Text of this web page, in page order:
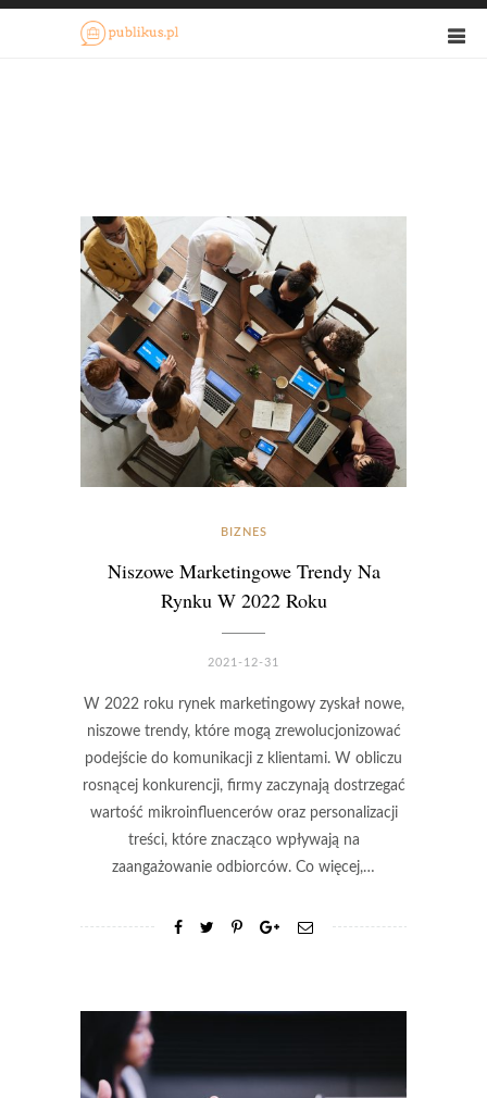
BIZNES
Niszowe Marketingowe Trendy Na
Rynku W 2022 Roku
2021-12-31
W 2022 roku rynek marketingowy zyskał nowe,
niszowe trendy, które mogą zrewolucjonizować
podejście do komunikacji z klientami. W obliczu
rosnącej konkurencji, firmy zaczynają dostrzegać
wartość mikroinfluencerów oraz personalizacji
treści, które znacząco wpływają na
zaangażowanie odbiorców. Co więcej,…